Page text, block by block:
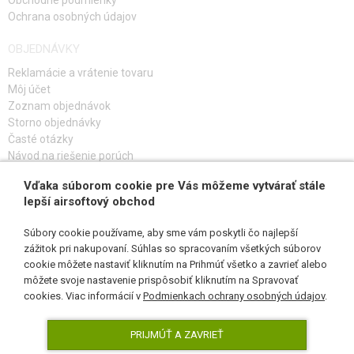
Vyrážací kompenzátor
Zosílená tryska.
Vybrané modely vybavené odnímateľným kolimátorom.
Jedinečné sériové číslo vyryté na ráme zbrane.
Adaptér na tlmič vrátane krytu. Závit 14 mm ľavotočivý.
Ochrana osobných údajov
OBJEDNÁVKY
Reklamácie a vrátenie tovaru
Môj účet
Zoznam objednávok
Storno objednávky
Časté otázky
Návod na riešenie porúch
PRIHLÁS SA K ODBERU
SLEDUJ NÁS
Vďaka súborom cookie pre Vás môžeme vytvárať stále
lepší airsoftový obchod
Súbory cookie používame, aby sme vám poskytli čo najlepší
zážitok pri nakupovaní. Súhlas so spracovaním všetkých súborov
cookie môžete nastaviť kliknutím na Prihmúť všetko a zavrieť alebo
môžete svoje nastavenie prispôsobiť kliknutím na Spravovať
cookies. Viac informácií v Podmienkach ochrany osobných údajov.
PRIJMÚŤ A ZAVRIEŤ